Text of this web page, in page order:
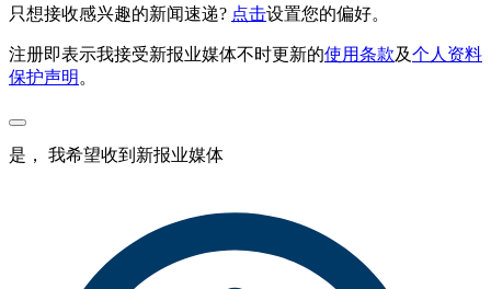
只想接收感兴趣的新闻速递? 点击设置您的偏好。
注册即表示我接受新报业媒体不时更新的使用条款及个人资料
保护声明 。
是， 我希望收到新报业媒体